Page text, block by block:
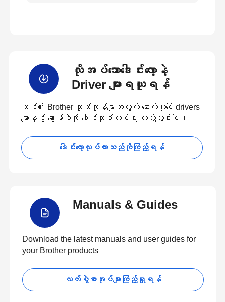
လိုအပ်သောဒေါင်းလော့နဲ့
Driver များရယူရန်
သင်၏ Brother ထုတ်ကုန်များအတွက် နောက်ဆုံးပေါ် drivers
များနှင့် ဆော့ဖ်ဝဲကို ဒေါင်းလုဒ်လုပ်ပြီး ထည့်သွင်းပါ။
ဒေါင်းလော့လုပ်ထားသည်ကိုကြည့်ရန်
Manuals & Guides
Download the latest manuals and user guides for
your Brother products
လက်စွဲစာအုပ်များကြည့်ရှုရန်